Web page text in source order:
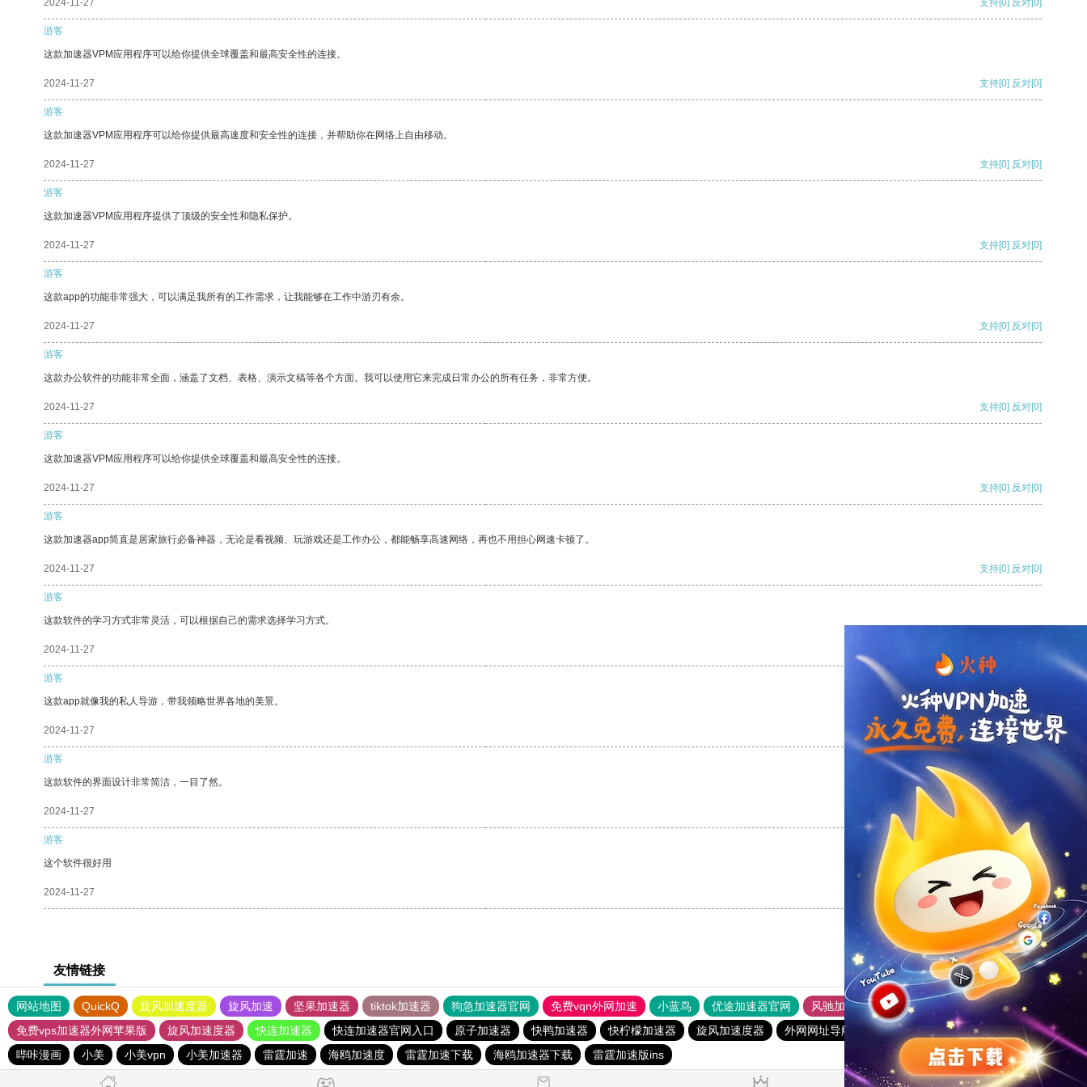
2024-11-27 支持[0] 反对[0]
游客
这款加速器VPM应用程序可以给你提供全球覆盖和最高安全性的连接。
2024-11-27 支持[0] 反对[0]
游客
这款加速器VPM应用程序可以给你提供最高速度和安全性的连接，并帮助你在网络上自由移动。
2024-11-27 支持[0] 反对[0]
游客
这款加速器VPM应用程序提供了顶级的安全性和隐私保护。
2024-11-27 支持[0] 反对[0]
游客
这款app的功能非常强大，可以满足我所有的工作需求，让我能够在工作中游刃有余。
2024-11-27 支持[0] 反对[0]
游客
这款办公软件的功能非常全面，涵盖了文档、表格、演示文稿等各个方面。我可以使用它来完成日常办公的所有任务，非常方便。
2024-11-27 支持[0] 反对[0]
游客
这款加速器VPM应用程序可以给你提供全球覆盖和最高安全性的连接。
2024-11-27 支持[0] 反对[0]
游客
这款加速器app简直是居家旅行必备神器，无论是看视频、玩游戏还是工作办公，都能畅享高速网络，再也不用担心网速卡顿了。
2024-11-27 支持[0] 反对[0]
游客
这款软件的学习方式非常灵活，可以根据自己的需求选择学习方式。
2024-11-27
游客
这款app就像我的私人导游，带我领略世界各地的美景。
2024-11-27 支持 [0] 反对[0]
游客
这款软件的界面设计非常简洁，一目了然。
2024-11-27 支持[0] 反对
游客
这个软件很好用
2024-11-27 支持[0] 反对[0]
友情链接
网站地图 QuickQ 旋风加速度器 旋风加速 坚果加速器 tiktok加速器 狗急加速器官网 免费vqn外网加速 小蓝鸟 优途加速器官网 风驰加速器
旋风加速器
免费vps加速器外网苹果版
旋风加速度器 快连加速器 快连加速器官网入口 原子加速器 快鸭加速器 快柠檬加速器 旋风加速度器 外网网址导航 软件中心 雷霆加速
狂飙加速器
哔咔漫画
小美 小美vpn 小美加速器 雷霆加速 海鸥加速度 雷霆加速下载 海鸥加速器下载 雷霆加速版ins